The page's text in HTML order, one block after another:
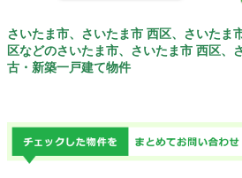
部市、狭山市、羽生
深谷市、上尾市、草
市、蕨市、戸田市、
市、志木市、和光市
川市、久喜市、北本
富士見市、三郷市、
市、幸手市、鶴ヶ島
吉川市、ふじみ野市
さいたま市、さいたま市 西区、さいたま
区などのさいたま市、さいたま市 西区、
古・新築一戸建て物件